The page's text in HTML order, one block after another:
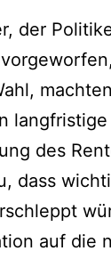
der
des
dass
auf die